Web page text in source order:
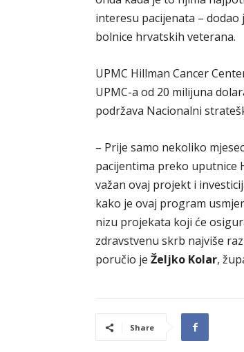
interesu pacijenata – dodao
bolnice hrvatskih veterana.
UPMC Hillman Cancer
UPMC-a od 20 milijuna
podržava Nacionalni
– Prije samo nekoliko
pacijentima preko uputnice
važan ovaj projekt i
kako je ovaj program
nizu projekata koji će
zdravstvenu skrb najviše
poručio je Željko Kolar,
Share